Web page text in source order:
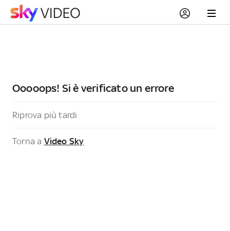
Ooooops! Si è verificato un errore
Riprova più tardi
Torna a Video Sky